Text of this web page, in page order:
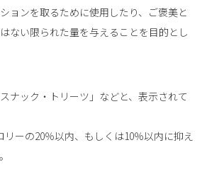
ョンを取るために使用したり、ご褒美と
ない限られた量を与えることを目的とし
ナック・トリーツ」などと、表示されて
ーの20％以内、もしくは10％以内に抑え